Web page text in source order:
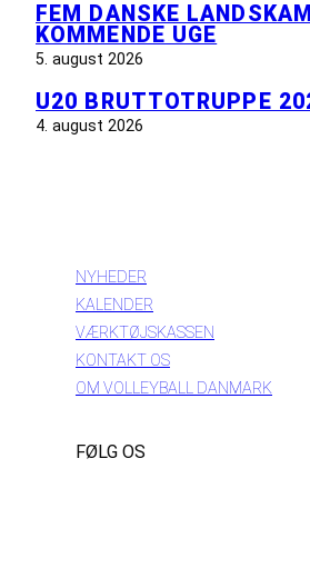
FEM DANSKE
KOMMENDE UGE
5. august 2026
U20 BRUTTOTRUPPE
4. august 2026
NYHEDER
KALENDER
VÆRKTØJSKASSEN
KONTAKT OS
OM VOLLEYBALL DANMARK
FØLG OS